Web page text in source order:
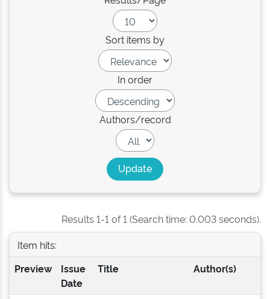
Sort items by
In order
Authors/record
Results 1-1 of 1 (Search time: 0.003 seconds).
Item hits:
Preview
Issue
Date
Title Author(s)